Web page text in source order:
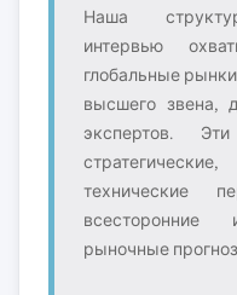
Наша
интервью
глобальные
высшего звена,
экспертов.
технические
рыночные